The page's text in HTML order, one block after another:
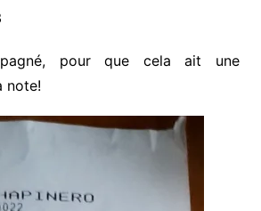
pour que cela ait une
note!